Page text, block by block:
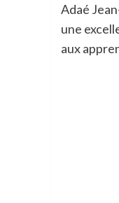
Adaé
une
aux